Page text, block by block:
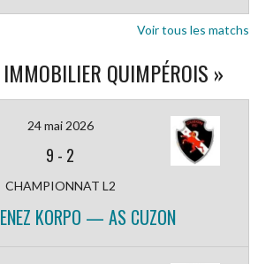
Voir tous les matchs
QUIMPÉROIS »
24 mai 2026
9 - 2
CHAMPIONNAT L2
KORPO — AS CUZON